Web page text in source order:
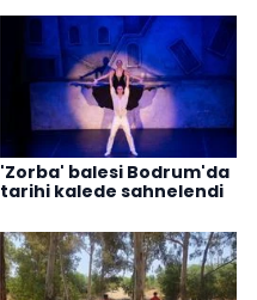
'Zorba' balesi Bodrum'da
tarihi kalede sahnelendi